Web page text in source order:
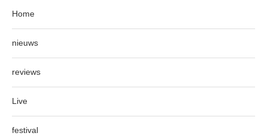
Home
nieuws
reviews
Live
festival